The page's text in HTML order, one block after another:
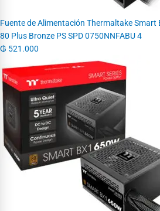
Fuente de Alimentación Thermaltake Smart
80 Plus Bronze PS SPD 0750NNFABU 4
₲ 521.000